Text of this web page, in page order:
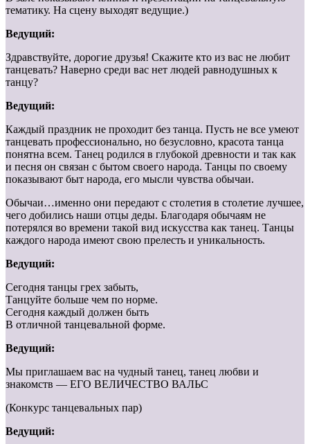
тематику. На сцену выходят ведущие.)
Ведущий:
Здравствуйте, дорогие друзья! Скажите кто из вас не любит
танцевать? Наверно среди вас нет людей равнодушных к
танцу?
Ведущий:
Каждый праздник не проходит без танца. Пусть не все умеют
танцевать профессионально, но безусловно, красота танца
понятна всем. Танец родился в глубокой древности и так как
и песня он связан с бытом своего народа. Танцы по своему
показывают быт народа, его мысли чувства обычаи.
Обычаи…именно они передают с столетия в столетие лучшее,
чего добились наши отцы деды. Благодаря обычаям не
потерялся во времени такой вид искусства как танец. Танцы
каждого народа имеют свою прелесть и уникальность.
Ведущий:
Сегодня танцы грех забыть,
Танцуйте больше чем по норме.
Сегодня каждый должен быть
В отличной танцевальной форме.
Ведущий:
Мы приглашаем вас на чудный танец, танец любви и
знакомств — ЕГО ВЕЛИЧЕСТВО ВАЛЬС
(Конкурс танцевальных пар)
Ведущий: